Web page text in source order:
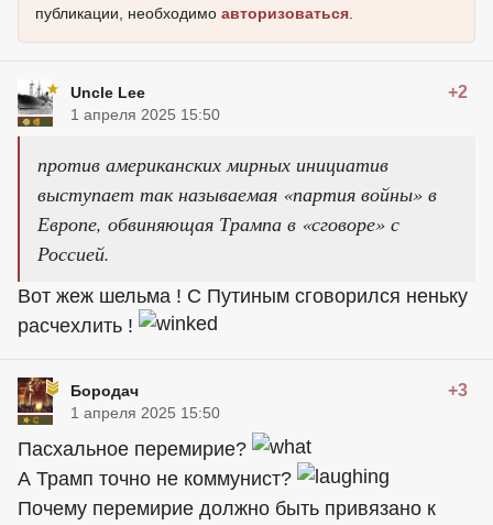
публикации, необходимо авторизоваться
Uncle Lee +2
1 апреля 2025 15:50
против американских мирных инициатив
выступает так называемая «партия войны» в
Европе, обвиняющая Трампа в «сговоре» с
Россией.
Вот жеж шельма ! С Путиным сговорился неньку
расчехлить !
Бородач +3
1 апреля 2025 15:50
Пасхальное перемирие?
А Трамп точно не коммунист?
Почему перемирие должно быть привязано к